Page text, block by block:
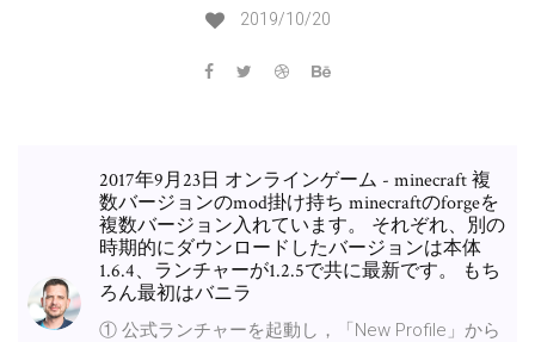
2019/10/20
2017年9月23日 オンラインゲーム - minecraft 複
数バージョンのmod掛け持ち minecraftのforgeを
複数バージョン入れています。 それぞれ、別の
時期的にダウンロードしたバージョンは本体
1.6.4、ランチャーが1.2.5で共に最新です。 もち
ろん最初はバニラ
① 公式ランチャーを起動し，「New Profile」から